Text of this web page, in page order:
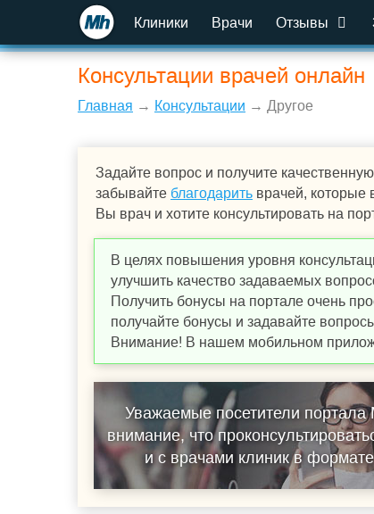
Клиники Врачи Отзывы
Консультации врачей онлайн
Главная → Консультации → Другое
Задайте вопрос и получите
забывайте благодарить врачей, которые
Вы врач и хотите консультировать на
В целях повышения уровня
улучшить качество задаваемых
Получить бонусы на портале очень
получайте бонусы и задавайте
Внимание! В нашем мобильном
Уважаемые посетители портала
внимание, что
и с врачами клиник в